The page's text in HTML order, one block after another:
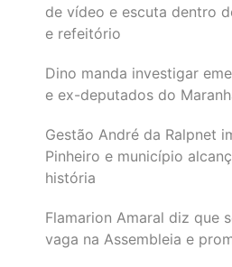
de vídeo e escuta dentro
e refeitório
Dino manda investigar
e ex-deputados do
Gestão André da Ralpnet
Pinheiro e município
história
Flamarion Amaral diz que
vaga na Assembleia e